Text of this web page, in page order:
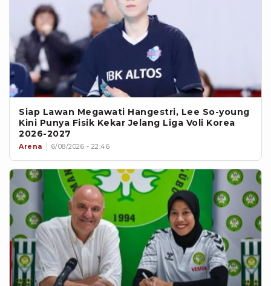
Siap Lawan Megawati Hangestri, Lee So-young
Kini Punya Fisik Kekar Jelang Liga Voli Korea
2026-2027
Arena 6/08/2026 - 22:46